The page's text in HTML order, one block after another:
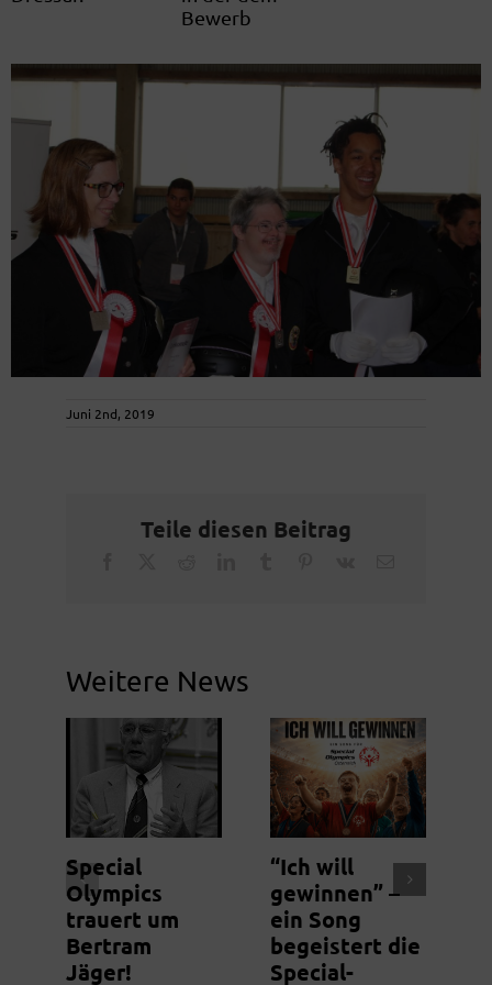
Bewerb
Juni 2nd, 2019
Teile diesen Beitrag
Weitere News
Special
Olympics
trauert um
Bertram
Jäger!
“Ich will
gewinnen” –
ein Song
begeistert die
Special-